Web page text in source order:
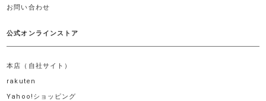
お問い合わせ
公式オンラインストア
本店（自社サイト）
rakuten
Yahoo!ショッピング